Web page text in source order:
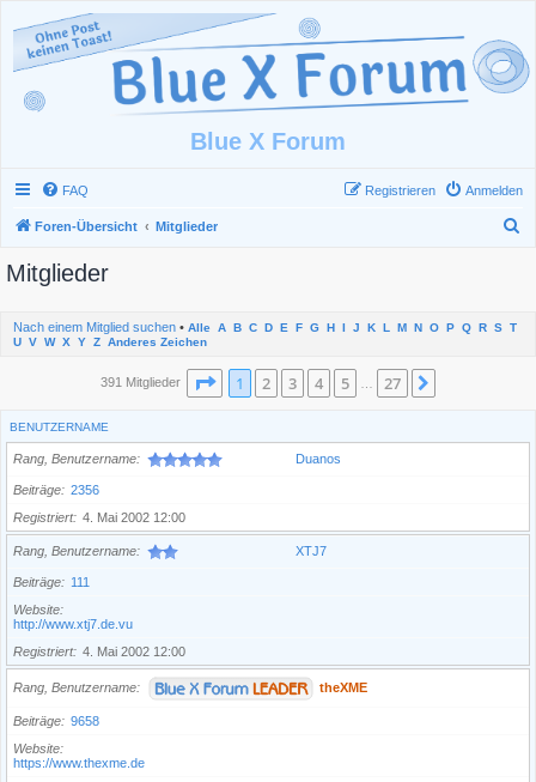
Blue X Forum
FAQ Anmelden
Registrieren
Foren-Übersicht Mitglieder
Mitglieder
Nach einem Mitglied suchen • Alle A B C D E F G H I J K L M N O P Q R S T
U V W X Y Z Anderes Zeichen
391 Mitglieder Seite 1von 27
1 2 3 4 5 27
BENUTZERNAME
Rang, Benutzername Duanos
Beiträge
2356
Registriert
4. Mai 2002 12:00
Rang, Benutzername XTJ7
Beiträge
111
Website
http://www.xtj7.de.vu
Registriert
4. Mai 2002 12:00
Rang, Benutzername theXME
Beiträge
9658
Website
https://www.thexme.de